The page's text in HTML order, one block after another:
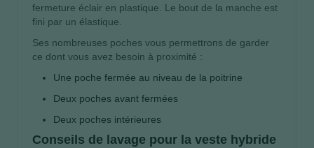
fermeture éclair en plastique. Le bout de la manche est
fini par un élastique.
Ses nombreuses poches vous permettrons de garder
ce dont vous avez besoin à proximité :
Une poche fermée au niveau de la poitrine
Deux poches avant fermées
Deux poches intérieures
Conseils de lavage pour la veste hybride